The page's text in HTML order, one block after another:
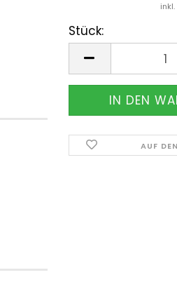
inkl.
Stück:
Stück
AUF